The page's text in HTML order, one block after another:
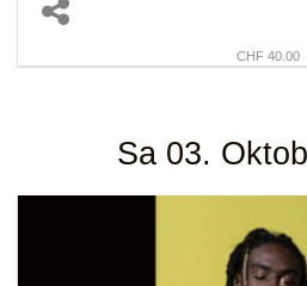
CHF 40.00
Sa 03.